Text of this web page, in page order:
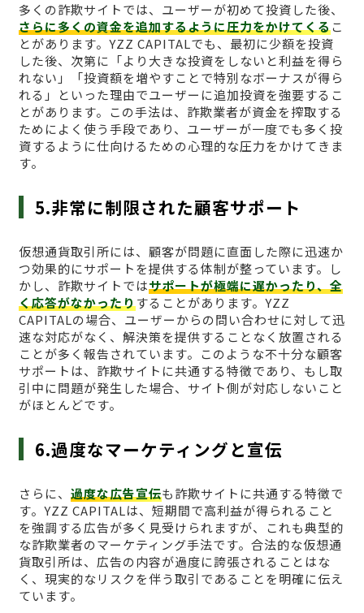
多くの詐欺サイトでは、ユーザーが初めて投資した後、
さらに多くの資金を追加するように圧力をかけてくるこ
とがあります。YZZ CAPITALでも、最初に少額を投資
した後、次第に「より大きな投資をしないと利益を得ら
れない」「投資額を増やすことで特別なボーナスが得ら
れる」といった理由でユーザーに追加投資を強要するこ
とがあります。この手法は、詐欺業者が資金を搾取する
ためによく使う手段であり、ユーザーが一度でも多く投
資するように仕向けるための心理的な圧力をかけてきま
す。
5.非常に制限された顧客サポート
仮想通貨取引所には、顧客が問題に直面した際に迅速か
つ効果的にサポートを提供する体制が整っています。し
かし、詐欺サイトではサポートが極端に遅かったり、全
く応答がなかったりすることがあります。YZZ
CAPITALの場合、ユーザーからの問い合わせに対して迅
速な対応がなく、解決策を提供することなく放置される
ことが多く報告されています。このような不十分な顧客
サポートは、詐欺サイトに共通する特徴であり、もし取
引中に問題が発生した場合、サイト側が対応しないこと
がほとんどです。
6.過度なマーケティングと宣伝
さらに、 過度な広告宣伝も詐欺サイトに共通する特徴で
す。YZZ CAPITALは、短期間で高利益が得られること
を強調する広告が多く見受けられますが、これも典型的
な詐欺業者のマーケティング手法です。合法的な仮想通
貨取引所は、広告の内容が過度に誇張されることはな
く、現実的なリスクを伴う取引であることを明確に伝え
ています。